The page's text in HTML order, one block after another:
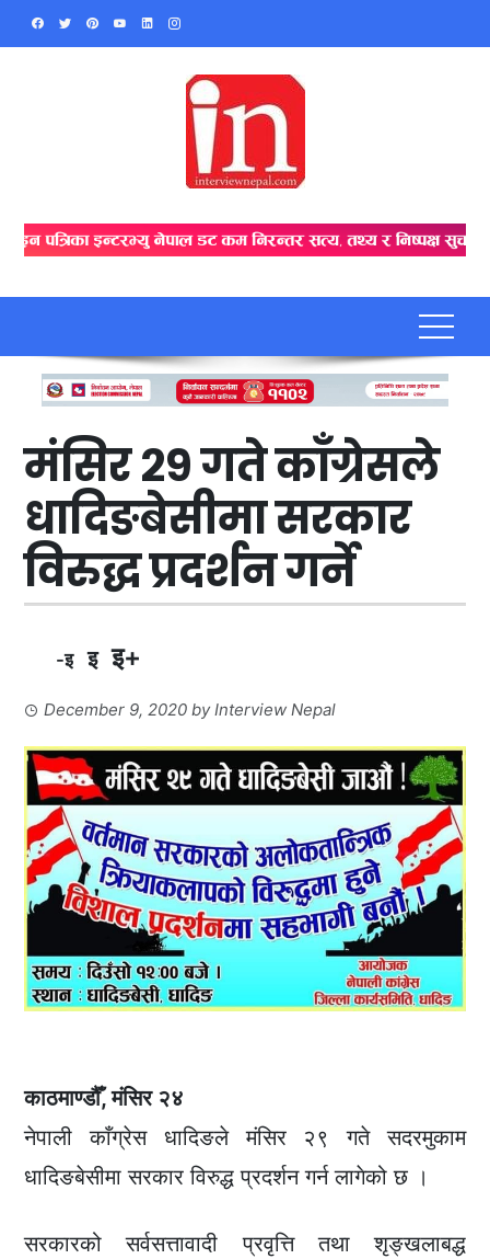
Skip
मंसिर २९ गते काँग्रेसले
धादिङबेसीमा सरकार
विरुद्ध प्रदर्शन गर्ने
-इ इ इ+
December 9, 2020 byInterview Nepal
काठमाण्डौँ, मंसिर २४
नेपाली काँग्रेस धादिङले मंसिर २९ गते सदरमुकाम
धादिङबेसीमा सरकार विरुद्ध प्रदर्शन गर्न लागेको छ ।
सरकारको सर्वसत्तावादी प्रवृत्ति तथा शृङ्खलाबद्ध